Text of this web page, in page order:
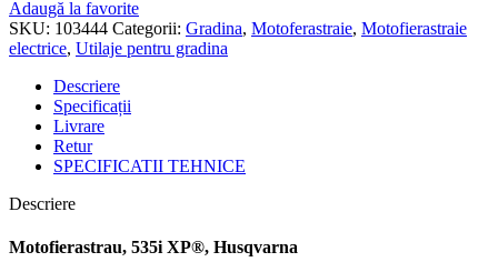
Adaugă la favorite
SKU: 103444 Categorii: Gradina, Motoferastraie, Motofierastraie
electrice, Utilaje pentru gradina
Descriere
Specificații
Livrare
Retur
SPECIFICATII TEHNICE
Descriere
Motofierastrau, 535i XP®, Husqvarna